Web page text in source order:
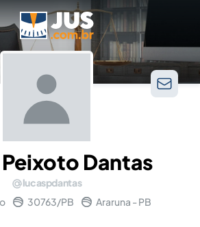
Dantas
lucaspdantas
30763/PB Araruna - PB